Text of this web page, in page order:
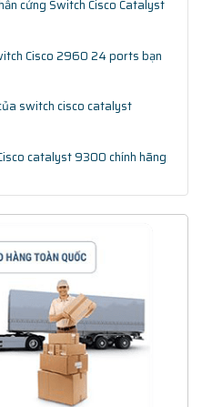
cứng Switch Cisco Catalyst
Cisco 2960 24 ports bạn
switch cisco catalyst
catalyst 9300 chính hãng